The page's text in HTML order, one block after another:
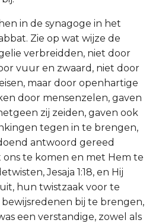
in de synagoge in het
Zie op wat wijze de
verbreidden, niet door
vuur en zwaard, niet door
maar door openhartige
door mensenzelen, gaven
zij zeiden, gaven ook
tegen in te brengen,
antwoord gereed
ons te komen en met Hem te
Jesaja 1:18, en Hij
hun twistzaak voor te
bij te brengen,
een verstandige, zowel als